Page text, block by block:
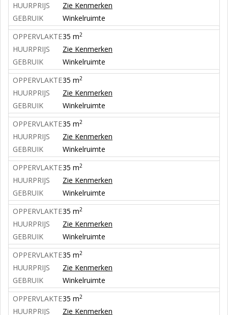
HUURPRIJS
Zie Kenmerken
GEBRUIK
Winkelruimte
OPPERVLAKTE35 m2
HUURPRIJS
Zie Kenmerken
GEBRUIK
Winkelruimte
OPPERVLAKTE35 m2
HUURPRIJS
Zie Kenmerken
GEBRUIK
Winkelruimte
OPPERVLAKTE35 m2
HUURPRIJS
Zie Kenmerken
GEBRUIK
Winkelruimte
OPPERVLAKTE35 m2
HUURPRIJS
Zie Kenmerken
GEBRUIK
Winkelruimte
OPPERVLAKTE35 m2
HUURPRIJS
Zie Kenmerken
GEBRUIK
Winkelruimte
OPPERVLAKTE35 m2
HUURPRIJS
Zie Kenmerken
GEBRUIK
Winkelruimte
OPPERVLAKTE35 m2
HUURPRIJS Zie Kenmerken